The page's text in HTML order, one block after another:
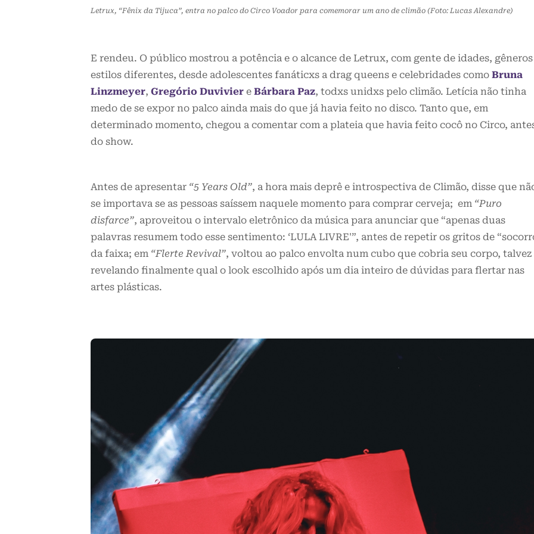
Letrux, “Fênix da Tijuca”, entra no palco do Circo Voador para comemorar um ano de climão (Foto: Lucas Alexandre)
E rendeu. O público mostrou a potência e o alcance de Letrux, com gente de idades, gêneros
estilos diferentes, desde adolescentes fanáticxs a drag queens e celebridades como Bruna
Linzmeyer, Gregório Duvivier e Bárbara Paz, todxs unidxs pelo climão. Letícia não tinha
medo de se expor no palco ainda mais do que já havia feito no disco. Tanto que, em
determinado momento, chegou a comentar com a plateia que havia feito cocô no Circo,
do show.
Antes de apresentar “5 Years Old”, a hora mais deprê e introspectiva de Climão, disse que
se importava se as pessoas saíssem naquele momento para comprar cerveja; em “Puro
disfarce”, aproveitou o intervalo eletrônico da música para anunciar que “apenas duas
palavras resumem todo esse sentimento: ‘LULA LIVRE'”, antes de repetir os gritos de
da faixa; em “Flerte Revival”, voltou ao palco envolta num cubo que cobria seu corpo, talvez
revelando finalmente qual o look escolhido após um dia inteiro de dúvidas para flertar nas
artes plásticas.